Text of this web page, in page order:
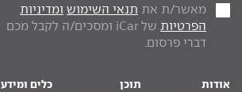
מאשר/ת את תנאי השימוש ומדיניות
הפרטיות
של iCar ומסכים/ה לקבל מכם
דברי פרסום.
אודות תוכן כלים ומידע